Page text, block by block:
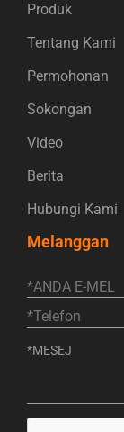
Produk
Tentang Kami
Permohonan
Sokongan
Video
Berita
Hubungi Kami
Melanggan